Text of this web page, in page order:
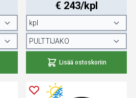
€ 243/kpl
Lisää ostoskoriin